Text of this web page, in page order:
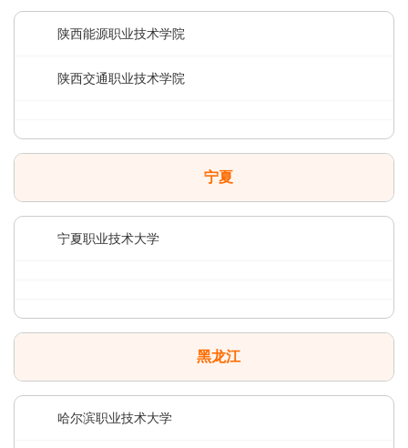
陕西能源职业技术学院
陕西交通职业技术学院
宁夏
宁夏职业技术大学
黑龙江
哈尔滨职业技术大学